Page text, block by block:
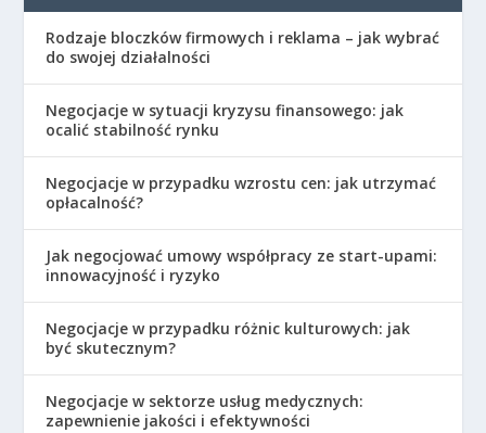
Rodzaje bloczków firmowych i reklama – jak wybrać
do swojej działalności
Negocjacje w sytuacji kryzysu finansowego: jak
ocalić stabilność rynku
Negocjacje w przypadku wzrostu cen: jak utrzymać
opłacalność?
Jak negocjować umowy współpracy ze start-upami:
innowacyjność i ryzyko
Negocjacje w przypadku różnic kulturowych: jak
być skutecznym?
Negocjacje w sektorze usług medycznych:
zapewnienie jakości i efektywności